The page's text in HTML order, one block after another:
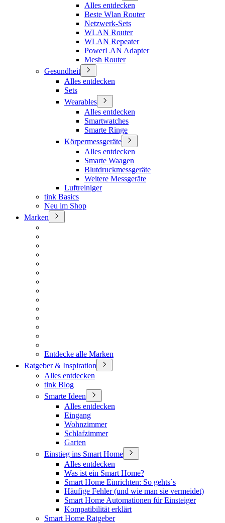
Alles entdecken
Beste Wlan Router
Netzwerk-Sets
WLAN Router
WLAN Repeater
PowerLAN Adapter
Mesh Router
Gesundheit
Alles entdecken
Sets
Wearables
Alles entdecken
Smartwatches
Smarte Ringe
Körpermessgeräte
Alles entdecken
Smarte Waagen
Blutdruckmessgeräte
Weitere Messgeräte
Luftreiniger
tink Basics
Neu im Shop
Marken
Entdecke alle Marken
Ratgeber & Inspiration
Alles entdecken
tink Blog
Smarte Ideen
Alles entdecken
Eingang
Wohnzimmer
Schlafzimmer
Garten
Einstieg ins Smart Home
Alles entdecken
Was ist ein Smart Home?
Smart Home Einrichten: So gehts`s
Häufige Fehler (und wie man sie vermeidet)
Smart Home Automationen für Einsteiger
Kompatibilität erklärt
Smart Home Ratgeber